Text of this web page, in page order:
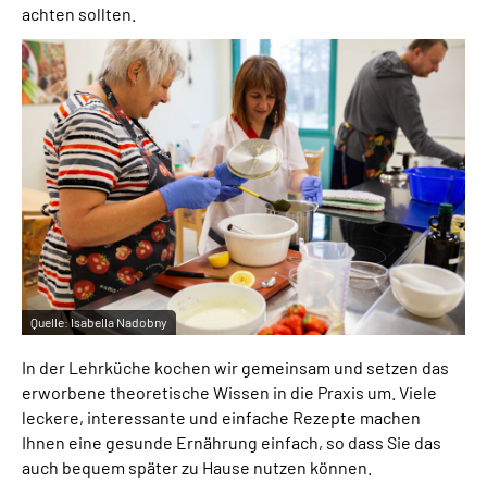
achten sollten.
Quelle:Isabella Nadobny
In der Lehrküche kochen wir gemeinsam und setzen das
erworbene theoretische Wissen in die Praxis um. Viele
leckere, interessante und einfache Rezepte machen
Ihnen eine gesunde Ernährung einfach, so dass Sie das
auch bequem später zu Hause nutzen können.